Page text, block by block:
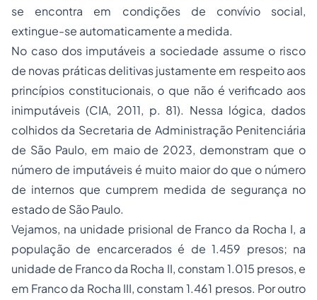
se encontra em condições de convívio social,
extingue-se automaticamente a medida.
No caso dos imputáveis a sociedade assume o risco
de novas práticas delitivas justamente em respeito aos
princípios constitucionais, o que não é verificado aos
inimputáveis (CIA, 2011, p. 81). Nessa lógica, dados
colhidos da Secretaria de Administração Penitenciária
de São Paulo, em maio de 2023, demonstram que o
número de imputáveis é muito maior do que o número
de internos que cumprem medida de segurança no
estado de São Paulo.
Vejamos, na unidade prisional de Franco da Rocha I, a
população de encarcerados é de 1.459 presos; na
unidade de Franco da Rocha II, constam 1.015 presos, e
em Franco da Rocha III, constam 1.461 presos. Por outro